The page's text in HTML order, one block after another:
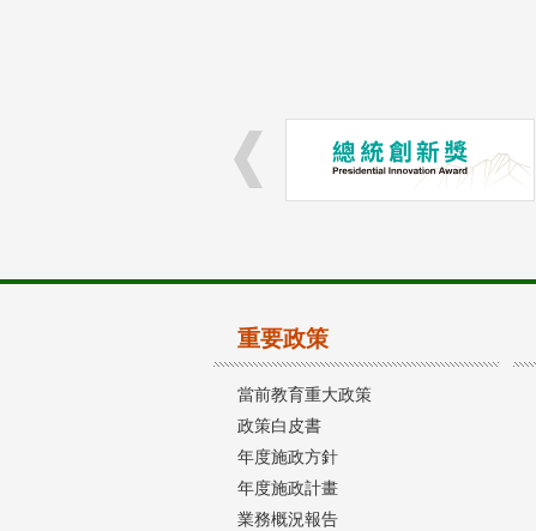
重要政策
當前教育重大政策
政策白皮書
年度施政方針
年度施政計畫
業務概況報告